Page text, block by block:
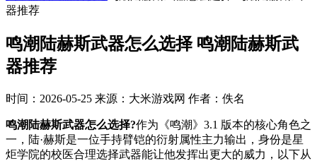
器推荐
鸣潮陆赫斯武器怎么选择 鸣潮陆赫斯武
器推荐
时间：2026-05-25 来源：大米游戏网 作者：佚名
鸣潮陆赫斯武器怎么选择?作为《鸣潮》3.1 版本的核心角色之
一，‌陆·赫斯是一位手持臂铠的衍射属性主力输出‌，身份是星
炬学院的校医合理选择武器能让他发挥出更大的威力，以下从